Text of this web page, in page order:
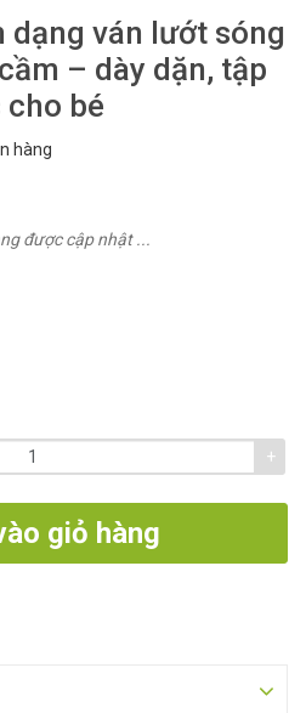
dạng ván lướt sóng
– dày dặn, tập
bé
hàng
được cập nhật ...
+
giỏ hàng